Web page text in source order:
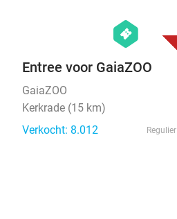
hexagon
events
Entree voor GaiaZOO
GaiaZOO
Kerkrade (15 km)
Verkocht: 8.012
Regulier